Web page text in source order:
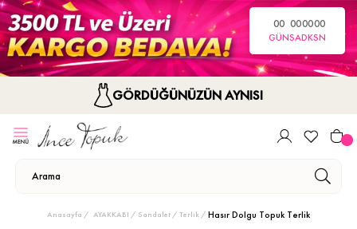
00
GÜN
00
SA
00
DK
00
SN
GÖRDÜĞÜNÜZÜN AYNISI
Anasayfa AYAKKABI Sandalet / Terlik Hasır Dolgu Topuk Terlik